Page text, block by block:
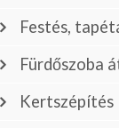
Festés,
Fürdőszoba
Kertszépítés